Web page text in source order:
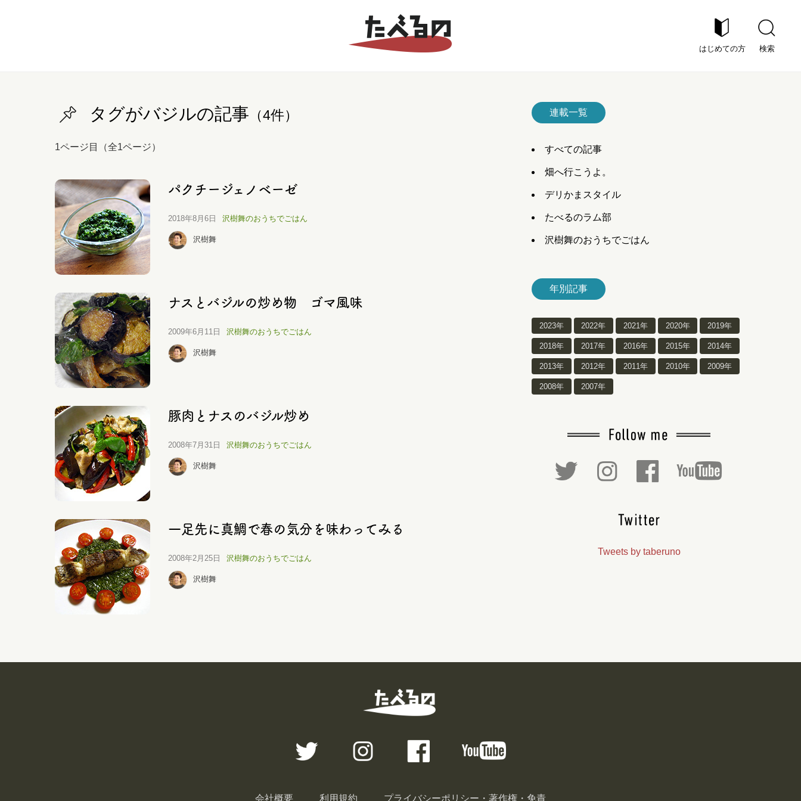
はじめての方 検索
タグがバジルの記事 （4件）
1ページ目（全1ページ）
パクチージェノベーゼ
2018年8月6日 沢樹舞のおうちでごはん
沢樹舞
ナスとバジルの炒め物 ゴマ風味
2009年6月11日 沢樹舞のおうちでごはん
沢樹舞
豚肉とナスのバジル炒め
2008年7月31日 沢樹舞のおうちでごはん
沢樹舞
一足先に真鯛で春の気分を味わってみる
2008年2月25日 沢樹舞のおうちでごはん
沢樹舞
連載一覧
すべての記事
畑へ行こうよ。
デリかまスタイル
たべるのラム部
沢樹舞のおうちでごはん
年別記事
2023年 2022年 2021年 2020年 2019年
2018年 2017年 2016年 2015年 2014年
2013年 2012年 2011年 2010年 2009年
2008年 2007年
Tweets by taberuno
会社概要 利用規約 プライバシーポリシー・著作権・免責